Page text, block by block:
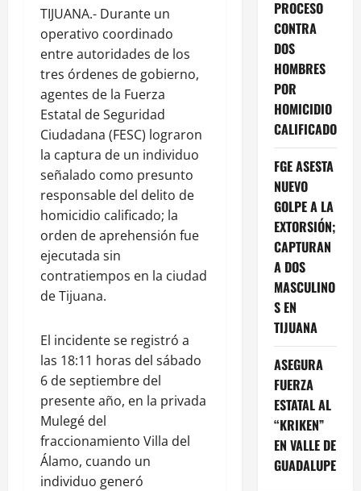
TIJUANA.- Durante un
operativo coordinado
entre autoridades de los
tres órdenes de gobierno,
agentes de la Fuerza
Estatal de Seguridad
Ciudadana (FESC) lograron
la captura de un individuo
señalado como presunto
responsable del delito de
homicidio calificado; la
orden de aprehensión fue
ejecutada sin
contratiempos en la ciudad
de Tijuana.
El incidente se registró a
las 18:11 horas del sábado
6 de septiembre del
presente año, en la privada
Mulegé del
fraccionamiento Villa del
Álamo, cuando un
individuo generó
PROCESO
CONTRA
DOS
HOMBRES
POR
HOMICIDIO
CALIFICADO
FGE ASESTA
NUEVO
GOLPE A LA
EXTORSIÓN;
CAPTURAN
A DOS
MASCULINO
S EN
TIJUANA
ASEGURA
FUERZA
ESTATAL AL
“KRIKEN”
EN VALLE DE
GUADALUPE